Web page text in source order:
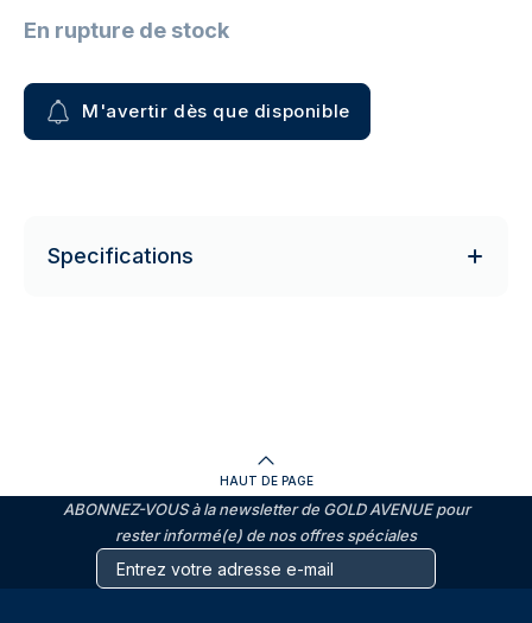
En rupture de stock
M'avertir dès que disponible
Specifications
HAUT DE PAGE
ABONNEZ-VOUS à la newsletter de GOLD AVENUE pour
rester informé(e) de nos offres spéciales